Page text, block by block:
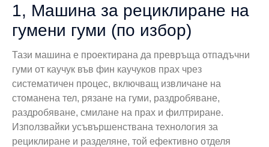
1, Машина за рециклиране на
гумени гуми (по избор)
Тази машина е проектирана да превръща отпадъчни
гуми от каучук във фин каучуков прах чрез
систематичен процес, включващ извличане на
стоманена тел, рязане на гуми, раздробяване,
раздробяване, смилане на прах и филтриране.
Използвайки усъвършенствана технология за
рециклиране и разделяне, той ефективно отделя